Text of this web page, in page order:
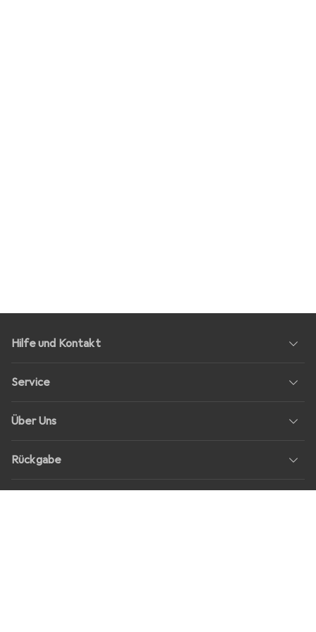
Hilfe und Kontakt
Service
Über Uns
Rückgabe